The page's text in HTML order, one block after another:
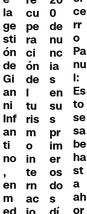
la
ge
sti
ón
de
Gi
an
ni
Inf
an
ti
no
,
en
m
cu
pe
ra
ci
ón
de
l
tu
ris
m
o
in
te
rn
ac
0
de
nu
nc
ia
s
en
su
s
pr
im
er
os
do
s
ce
rr
o
Pa
nu
l:
Es
to
se
sa
be
ha
st
a
ah
or